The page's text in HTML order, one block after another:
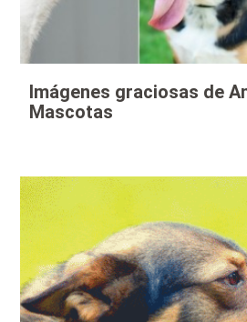
Imágenes graciosas de
Mascotas